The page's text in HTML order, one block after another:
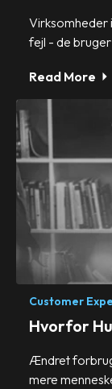
Virksomheder
fejl - de
Read More
Customer
Hvorfor
Ændret
mere